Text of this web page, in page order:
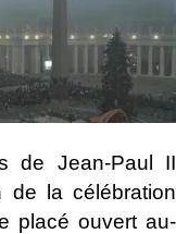
de Jean-Paul II
la célébration
placé ouvert au-